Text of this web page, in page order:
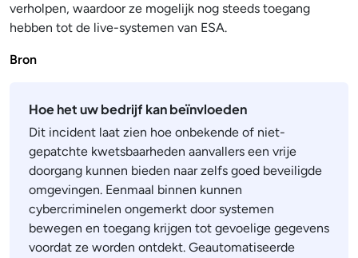
verholpen, waardoor ze mogelijk nog steeds toegang
hebben tot de live-systemen van ESA.
Bron
Hoe het uw bedrijf kan beïnvloeden
Dit incident laat zien hoe onbekende of niet-
gepatchte kwetsbaarheden aanvallers een vrije
doorgang kunnen bieden naar zelfs goed beveiligde
omgevingen. Eenmaal binnen kunnen
cybercriminelen ongemerkt door systemen
bewegen en toegang krijgen tot gevoelige gegevens
voordat ze worden ontdekt. Geautomatiseerde